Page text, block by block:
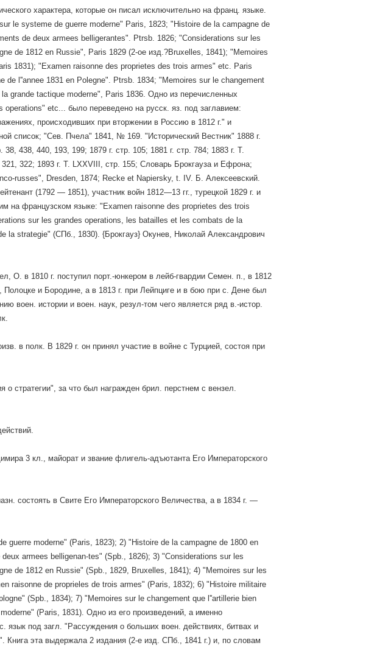
характера, которые он писал исключительно на франц. языке.
le systeme de guerre moderne" Paris, 1823; "Histoire de la campagne de
de deux armees belligerantes". Ptrsb. 1826; "Considerations sur les
de 1812 en Russie", Paris 1829 (2-oe изд.?Bruxelles, 1841); "Memoires
1831); "Examen raisonne des proprietes des trois armes" etc. Paris
de l''annee 1831 en Polegne". Ptrsb. 1834; "Memoires sur le changement
grande tactique moderne", Paris 1836. Одно из перечисленных
etc... было переведено на русск. яз. под заглавием:
происходивших при вторжении в Россию в 1812 г." и
список; "Сев. Пчела" 1841, № 169. "Исторический Вестник" 1888 г.
438, 440, 193, 199; 1879 г. стр. 105; 1881 г. стр. 784; 1883 г. Т.
322; 1893 г. T. LXXVIII, стр. 155; Словарь Брокгауза и Ефрона;
russes", Dresden, 1874; Recke et Napiersky, t. IV. Б. Алексеевский.
(1792 — 1851), участник войн 1812—13 гг., турецкой 1829 г. и
на французском языке: "Examen raisonne des proprietes des trois
sur les grandes operations, les batailles et les combats de la
la strategie" (СПб., 1830). {Брокгауз} Окунев, Николай Александрович
О. в 1810 г. поступил порт.-юнкером в лейб-гвардии Семен. п., в 1812
и Бородине, а в 1813 г. при Лейпциге и в бою при с. Дене был
воен. истории и воен. наук, резул-том чего является ряд в.-истор.
в полк. В 1829 г. он принял участие в войне с Турцией, состоя при
стратегии", за что был награжден брил. перстнем с вензел.
3 кл., майорат и звание флигель-адъютанта Его Императорского
состоять в Свите Его Императорского Величества, а в 1834 г. —
moderne" (Paris, 1823); 2) "Histoire de la campagne de 1800 en
armees belligenan-tes" (Spb., 1826); 3) "Considerations sur les
de 1812 en Russie" (Spb., 1829, Bruxelles, 1841); 4) "Memoires sur les
raisonne de proprieles de trois armes" (Paris, 1832); 6) "Histoire militaire
(Spb., 1834); 7) "Memoires sur le changement que l''artillerie bien
(Paris, 1831). Одно из его произведений, а именно
язык под загл. "Рассуждения о больших воен. действиях, битвах и
Книга эта выдержала 2 издания (2-е изд. СПб., 1841 г.) и, по словам